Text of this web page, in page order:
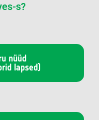
s?
nüüd
lapsed)